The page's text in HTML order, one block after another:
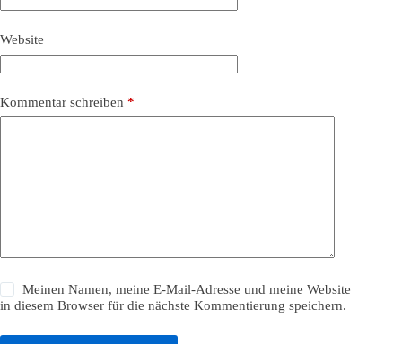
Website
Kommentar schreiben *
Meinen Namen, meine E-Mail-Adresse und meine Website
in diesem Browser für die nächste Kommentierung speichern.